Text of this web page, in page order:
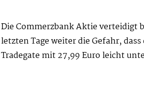
Die Commerzbank Aktie verteidigt
letzten Tage weiter die Gefahr,
Tradegate mit 27,99 Euro leicht